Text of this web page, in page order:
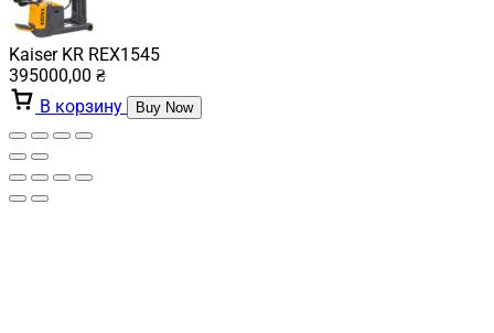
Kaiser KR REX1545
395000,00 ₴
В корзину
Buy Now